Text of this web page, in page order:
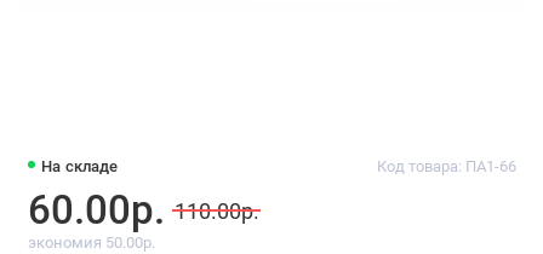
На складе Код товара: ПА1-66
60.00р. 110.00р.
экономия 50.00р.